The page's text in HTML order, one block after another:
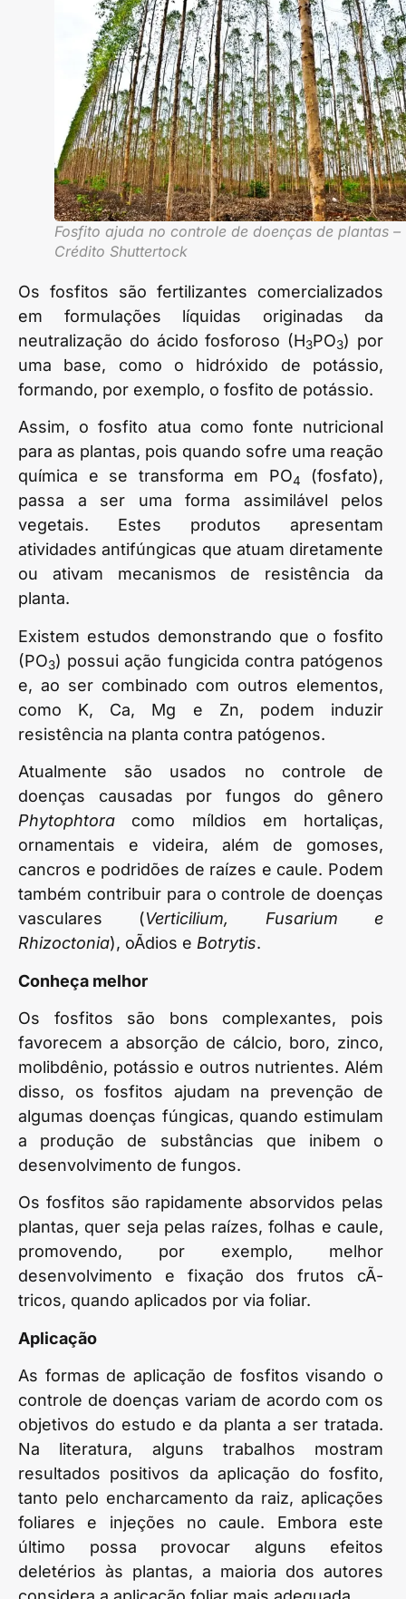
Fosfito ajuda no controle de doenças de plantas –
Crédito Shuttertock
Os fosfitos são fertilizantes comercializados
em formulações líquidas originadas da
neutralização do ácido fosforoso (H3PO3) por
uma base, como o hidróxido de potássio,
formando, por exemplo, o fosfito de potássio.
Assim, o fosfito atua como fonte nutricional
para as plantas, pois quando sofre uma reação
química e se transforma em PO4
(fosfato),
passa a ser uma forma assimilável pelos
vegetais. Estes produtos apresentam
atividades antifúngicas que atuam diretamente
ou ativam mecanismos de resistência da
planta.
Existem estudos demonstrando que o fosfito
(PO3) possui ação fungicida contra patógenos
e, ao ser combinado com outros elementos,
como K, Ca, Mg e Zn, podem induzir
resistência na planta contra patógenos.
Atualmente são usados no controle de
doenças causadas por fungos do gênero
Phytophtora como míldios em hortaliças,
ornamentais e videira, além de gomoses,
cancros e podridões de raízes e caule. Podem
também contribuir para o controle de doenças
vasculares (Verticilium, Fusarium e
Rhizoctonia), oÃ­dios e Botrytis.
Conheça melhor
Os fosfitos são bons complexantes, pois
favorecem a absorção de cálcio, boro, zinco,
molibdênio, potássio e outros nutrientes. Além
disso, os fosfitos ajudam na prevenção de
algumas doenças fúngicas, quando estimulam
a produção de substâncias que inibem o
desenvolvimento de fungos.
Os fosfitos são rapidamente absorvidos pelas
plantas, quer seja pelas raízes, folhas e caule,
promovendo, por exemplo, melhor
desenvolvimento e fixação dos frutos cÃ­
tricos, quando aplicados por via foliar.
Aplicação
As formas de aplicação de fosfitos visando o
controle de doenças variam de acordo com os
objetivos do estudo e da planta a ser tratada.
Na literatura, alguns trabalhos mostram
resultados positivos da aplicação do fosfito,
tanto pelo encharcamento da raiz, aplicações
foliares e injeções no caule. Embora este
último possa provocar alguns efeitos
deletérios às plantas, a maioria dos autores